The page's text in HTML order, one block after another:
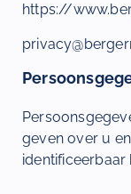
https://
geven over u
identificeerbaar